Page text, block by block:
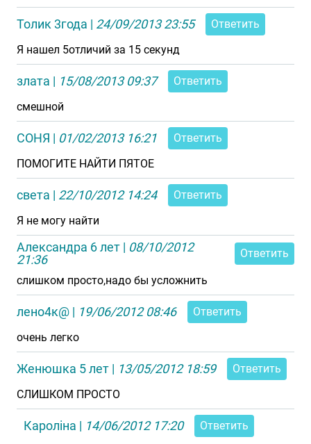
Толик 3года | 24/09/2013 23:55
Ответить
Я нашел 5отличий за 15 секунд
злата | 15/08/2013 09:37
Ответить
смешной
СОНЯ | 01/02/2013 16:21
Ответить
ПОМОГИТЕ НАЙТИ ПЯТОЕ
света | 22/10/2012 14:24
Ответить
Я не могу найти
Александра 6 лет | 08/10/2012
21:36
Ответить
слишком просто,надо бы усложнить
лено4к@ | 19/06/2012 08:46
Ответить
очень легко
Женюшка 5 лет | 13/05/2012 18:59
Ответить
СЛИШКОМ ПРОСТО
Кароліна | 14/06/2012 17:20
Ответить